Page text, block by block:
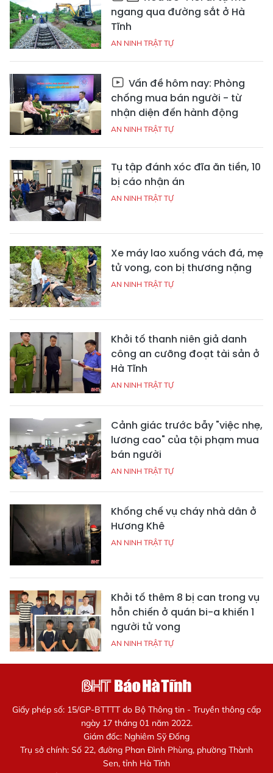
ngang qua đường sắt ở Hà
Tĩnh
AN NINH TRẬT TỰ
Vấn đề hôm nay: Phòng
chống mua bán người - từ
nhận diện đến hành động
AN NINH TRẬT TỰ
Tụ tập đánh xóc đĩa ăn tiền, 10
bị cáo nhận án
AN NINH TRẬT TỰ
Xe máy lao xuống vách đá, mẹ
tử vong, con bị thương nặng
AN NINH TRẬT TỰ
Khởi tố thanh niên giả danh
công an cưỡng đoạt tài sản ở
Hà Tĩnh
AN NINH TRẬT TỰ
Cảnh giác trước bẫy "việc nhẹ,
lương cao" của tội phạm mua
bán người
AN NINH TRẬT TỰ
Khống chế vụ cháy nhà dân ở
Hương Khê
AN NINH TRẬT TỰ
Khởi tố thêm 8 bị can trong vụ
hỗn chiến ở quán bi-a khiến 1
người tử vong
AN NINH TRẬT TỰ
Giấy phép số: 15/GP-BTTTT do Bộ Thông tin - Truyền thông cấp
ngày 17 tháng 01 năm 2022.
Giám đốc: Nghiêm Sỹ Đống
Trụ sở chính: Số 22, đường Phan Đình Phùng, phường Thành
Sen, tỉnh Hà Tĩnh